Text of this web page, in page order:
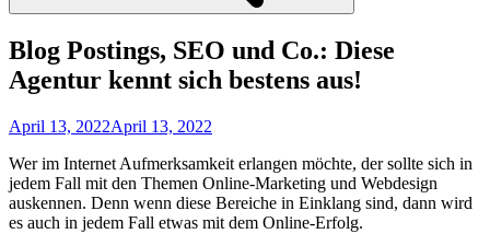
Blog Postings, SEO und Co.: Diese
Agentur kennt sich bestens aus!
Posted
April 13, 2022April 13, 2022
Wer im Internet Aufmerksamkeit erlangen möchte, der sollte sich in
jedem Fall mit den Themen Online-Marketing und Webdesign
auskennen. Denn wenn diese Bereiche in Einklang sind, dann wird
es auch in jedem Fall etwas mit dem Online-Erfolg.